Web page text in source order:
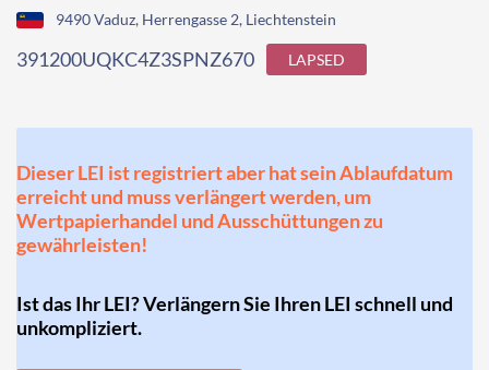
9490 Vaduz, Herrengasse 2, Liechtenstein
391200UQKC4Z3SPNZ670 LAPSED
Dieser LEI ist registriert aber hat sein Ablaufdatum
erreicht und muss verlängert werden, um
Wertpapierhandel und Ausschüttungen zu
gewährleisten!
Ist das Ihr LEI? Verlängern Sie Ihren LEI schnell und
unkompliziert.